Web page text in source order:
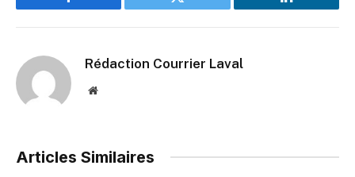
Facebook Twitter LinkedIn
Rédaction Courrier Laval
Website
Articles Similaires